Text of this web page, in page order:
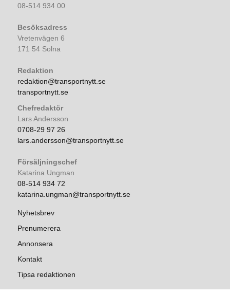
08-514 934 00
Besöksadress
Vretenvägen 6
171 54 Solna
Redaktion
redaktion@transportnytt.se
transportnytt.se
Chefredaktör
Lars Andersson
0708-29 97 26
lars.andersson@transportnytt.se
Försäljningschef
Katarina Ungman
08-514 934 72
katarina.ungman@transportnytt.se
Nyhetsbrev
Prenumerera
Annonsera
Kontakt
Tipsa redaktionen